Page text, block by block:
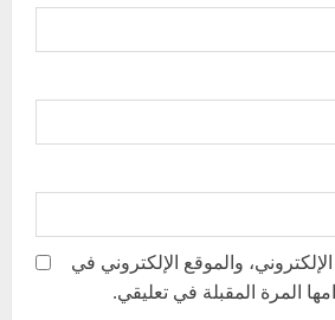
والموقع الإلكتروني في
المرة المقبلة في تعليقي.